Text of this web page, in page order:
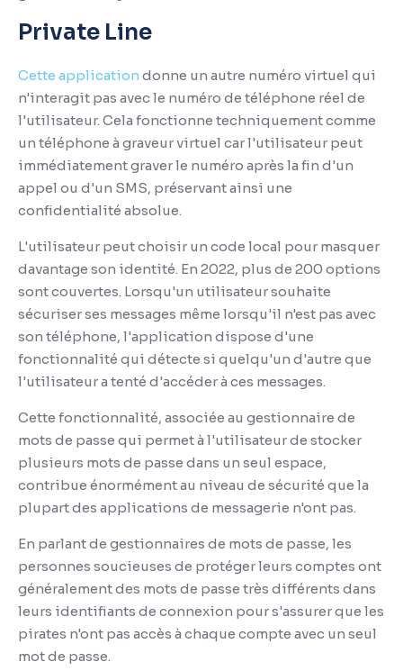
Private Line
Cette application donne un autre numéro virtuel qui
n'interagit pas avec le numéro de téléphone réel de
l'utilisateur. Cela fonctionne techniquement comme
un téléphone à graveur virtuel car l'utilisateur peut
immédiatement graver le numéro après la fin d'un
appel ou d'un SMS, préservant ainsi une
confidentialité absolue.
L'utilisateur peut choisir un code local pour masquer
davantage son identité. En 2022, plus de 200 options
sont couvertes. Lorsqu'un utilisateur souhaite
sécuriser ses messages même lorsqu'il n'est pas avec
son téléphone, l'application dispose d'une
fonctionnalité qui détecte si quelqu'un d'autre que
l'utilisateur a tenté d'accéder à ces messages.
Cette fonctionnalité, associée au gestionnaire de
mots de passe qui permet à l'utilisateur de stocker
plusieurs mots de passe dans un seul espace,
contribue énormément au niveau de sécurité que la
plupart des applications de messagerie n'ont pas.
En parlant de gestionnaires de mots de passe, les
personnes soucieuses de protéger leurs comptes ont
généralement des mots de passe très différents dans
leurs identifiants de connexion pour s'assurer que les
pirates n'ont pas accès à chaque compte avec un seul
mot de passe.